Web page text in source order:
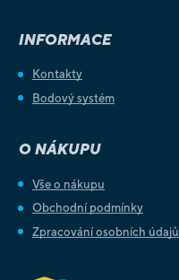
INFORMACE
Kontakty
Bodový systém
O NÁKUPU
Vše o nákupu
Obchodní podmínky
Zpracování osobních údajů